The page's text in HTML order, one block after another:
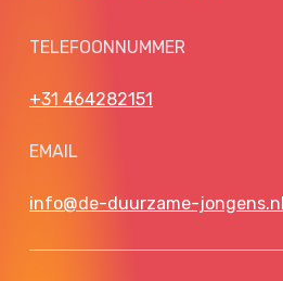
TELEFOONNUMMER
+31 464282151
EMAIL
info@de-duurzame-jongens.nl